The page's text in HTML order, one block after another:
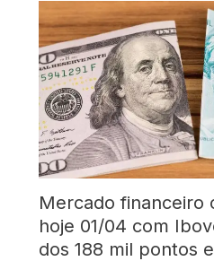
Mercado financeiro
hoje 01/04 com
dos 188 mil pontos